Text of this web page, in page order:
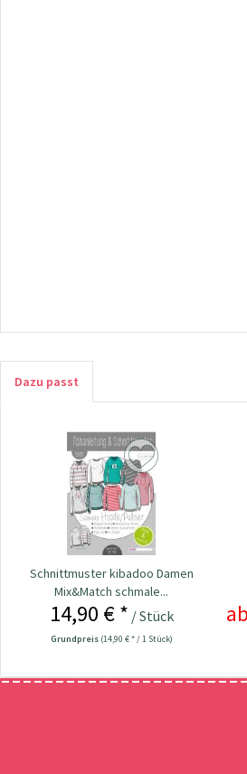
Dazu passt
Schnittmuster kibadoo Damen
Mix&Match schmale...
14,90 € * / Stück
Grundpreis (14,90 € * / 1 Stück)